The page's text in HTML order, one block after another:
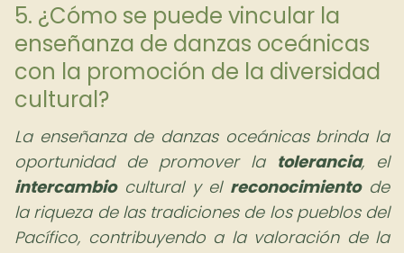
5. ¿Cómo se puede vincular la
enseñanza de danzas oceánicas
con la promoción de la diversidad
cultural?
La enseñanza de danzas oceánicas brinda la
oportunidad de promover la tolerancia, el
intercambiocultural y el reconocimientode
la riqueza de las tradiciones de los pueblos del
Pacífico, contribuyendo a la valoración de la